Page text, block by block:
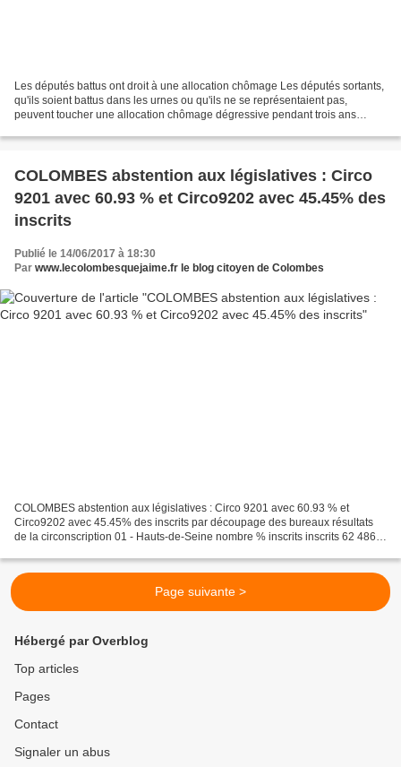
Les députés battus ont droit à une allocation chômage Les députés sortants,
qu'ils soient battus dans les urnes ou qu'ils ne se représentaient pas,
peuvent toucher une allocation chômage dégressive pendant trois ans
COLOMBES abstention aux législatives : Circo
9201 avec 60.93 % et Circo9202 avec 45.45% des
inscrits
Publié le 14/06/2017 à 18:30
Par www.lecolombesquejaime.fr le blog citoyen de Colombes
COLOMBES abstention aux législatives : Circo 9201 avec 60.93 % et
Circo9202 avec 45.45% des inscrits par découpage des bureaux résultats
de la circonscription 01 - Hauts-de-Seine nombre % inscrits inscrits 62 486
Page suivante >
Hébergé par Overblog
Top articles
Pages
Contact
Signaler un abus